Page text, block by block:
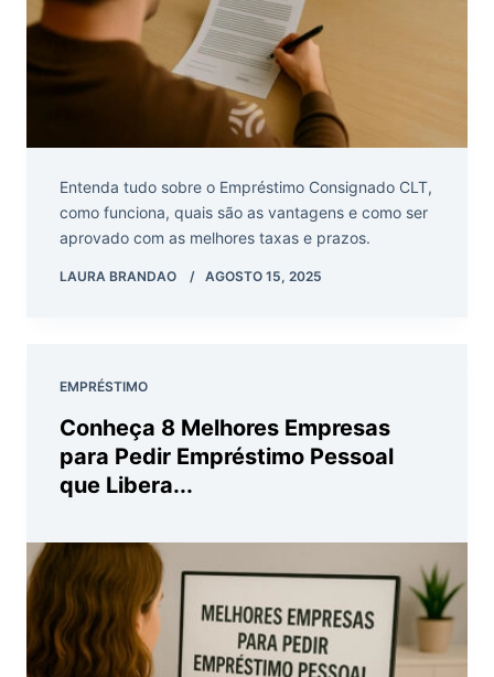
Entenda tudo sobre o Empréstimo Consignado CLT,
como funciona, quais são as vantagens e como ser
aprovado com as melhores taxas e prazos.
LAURA BRANDAO AGOSTO 15, 2025
EMPRÉSTIMO
Conheça 8 Melhores Empresas
para Pedir Empréstimo Pessoal
que Libera...